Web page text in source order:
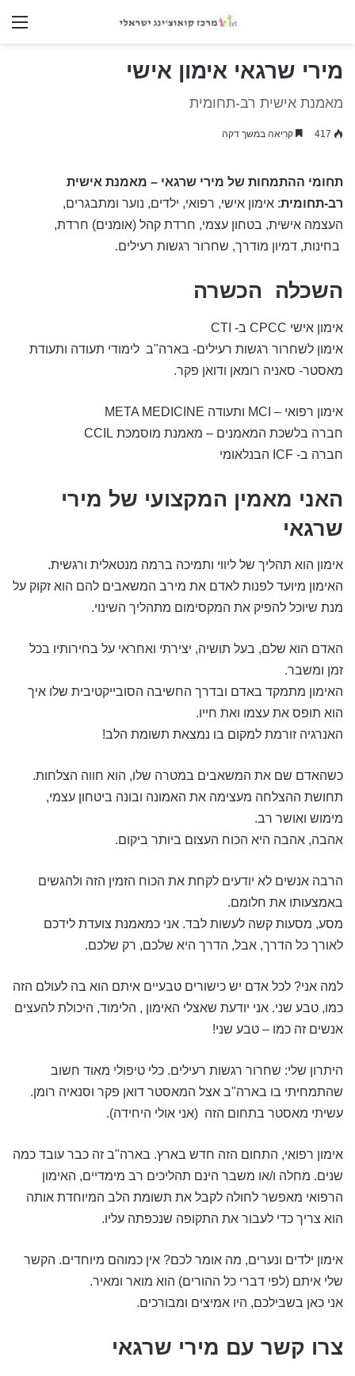
מירי שרגאי אימון אישי
מאמנת אישית רב-תחומית
417 קריאה במשך דקה
תחומי ההתמחות של מירי שרגאי – מאמנת אישית
רב-תחומית: אימון אישי, רפואי, ילדים, נוער ומתבגרים,
העצמה אישית, בטחון עצמי, חרדת קהל (אומנים) חרדת,
בחינות, דמיון מודרך, שחרור רגשות רעילים.
השכלה הכשרה
אימון אישי CPCC ב- CTI
אימון לשחרור רגשות רעילים- בארה"ב לימודי תעודה ותעודת
מאסטר- סאניה רומאן ודואן פקר.
אימון רפואי – MCI ותעודה META MEDICINE
חברה בלשכת המאמנים – מאמנת מוסמכת CCIL
חברה ב- ICF הבנלאומי
האני מאמין המקצועי של מירי
שרגאי
אימון הוא תהליך של ליווי ותמיכה ברמה מנטאלית ורגשית.
האימון מיועד לפנות לאדם את מירב המשאבים להם הוא זקוק על
מנת שיוכל להפיק את המקסימום מתהליך השינוי.
האדם הוא שלם, בעל תושיה, יצירתי ואחראי על בחירותיו בכל
זמן ומשבר.
האימון מתמקד באדם ובדרך החשיבה הסובייקטיבית שלו איך
הוא תופס את עצמו ואת חייו.
האנרגיה זורמת למקום בו נמצאת תשומת הלב!
כשהאדם שם את המשאבים במטרה שלו, הוא חווה הצלחות.
תחושת ההצלחה מעצימה את האמונה ובונה ביטחון עצמי,
מימוש ואושר רב.
אהבה, אהבה היא הכוח העצום ביותר ביקום.
הרבה אנשים לא יודעים לקחת את הכוח הזמין הזה ולהגשים
באמצעותו את חלומם.
מסע, מסעות קשה לעשות לבד. אני כמאמנת צועדת לידכם
לאורך כל הדרך, אבל, הדרך היא שלכם, רק שלכם.
למה אני? לכל אדם יש כישורים טבעיים איתם הוא בה לעולם הזה
כמו, טבע שני. אני יודעת שאצלי האימון , הלימוד, היכולת להעצים
אנשים זה כמו – טבע שני!
היתרון שלי: שחרור רגשות רעילים. כלי טיפולי מאוד חשוב
שהתמחיתי בו בארה"ב אצל המאסטר דואן פקר וסנאיה רומן.
עשיתי מאסטר בתחום הזה (אני אולי היחידה).
אימון רפואי, התחום הזה חדש בארץ. בארה"ב זה כבר עובד כמה
שנים. מחלה ו/או משבר הינם תהליכים רב מימדיים, האימון
הרפואי מאפשר לחולה לקבל את תשומת הלב המיוחדת אותה
הוא צריך כדי לעבור את התקופה שנכפתה עליו.
אימון ילדים ונערים, מה אומר לכם? אין כמוהם מיוחדים. הקשר
שלי איתם (לפי דברי כל ההורים) הוא מואר ומאיר.
אני כאן בשבילכם, היו אמיצים ומבורכים.
צרו קשר עם מירי שרגאי